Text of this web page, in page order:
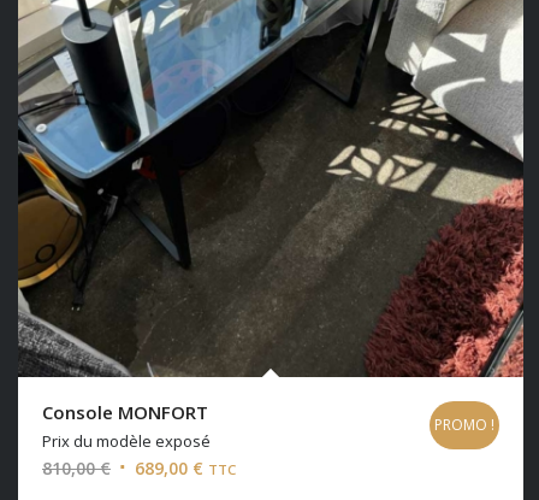
Console MONFORT
Prix du modèle exposé
810,00€ Le 689,00 € Le
TTC
PROMO !